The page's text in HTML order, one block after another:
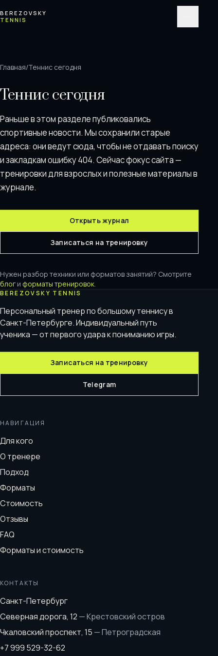
BEREZOVSKY
TENNIS
Главная/Теннис сегодня
Теннис сегодня
Раньше в этом разделе публиковались
спортивные новости. Мы сохранили старые
адреса: они ведут сюда, чтобы не отдавать поискy
и закладкам ошибку 404. Сейчас фокус сайта —
тренировки для взрослых и полезные материалы в
журнале.
Открыть журнал
Записаться на тренировку
Нужен разбор техники или форматов занятий? Смотрите
блог и форматы тренировок.
BEREZOVSKY TENNIS
Персональный тренер по большому теннису в
Санкт-Петербурге. Индивидуальный путь
ученика — от первого удара к пониманию игры.
Записаться на тренировку
Telegram
НАВИГАЦИЯ
Для кого
О тренере
Подход
Форматы
Стоимость
Отзывы
FAQ
Форматы и стоимость
КОНТАКТЫ
Санкт-Петербург
Северная дорога, 12 —Крестовский остров
Чкаловский проспект, 15 —Петроградская
+7 999 529-32-62